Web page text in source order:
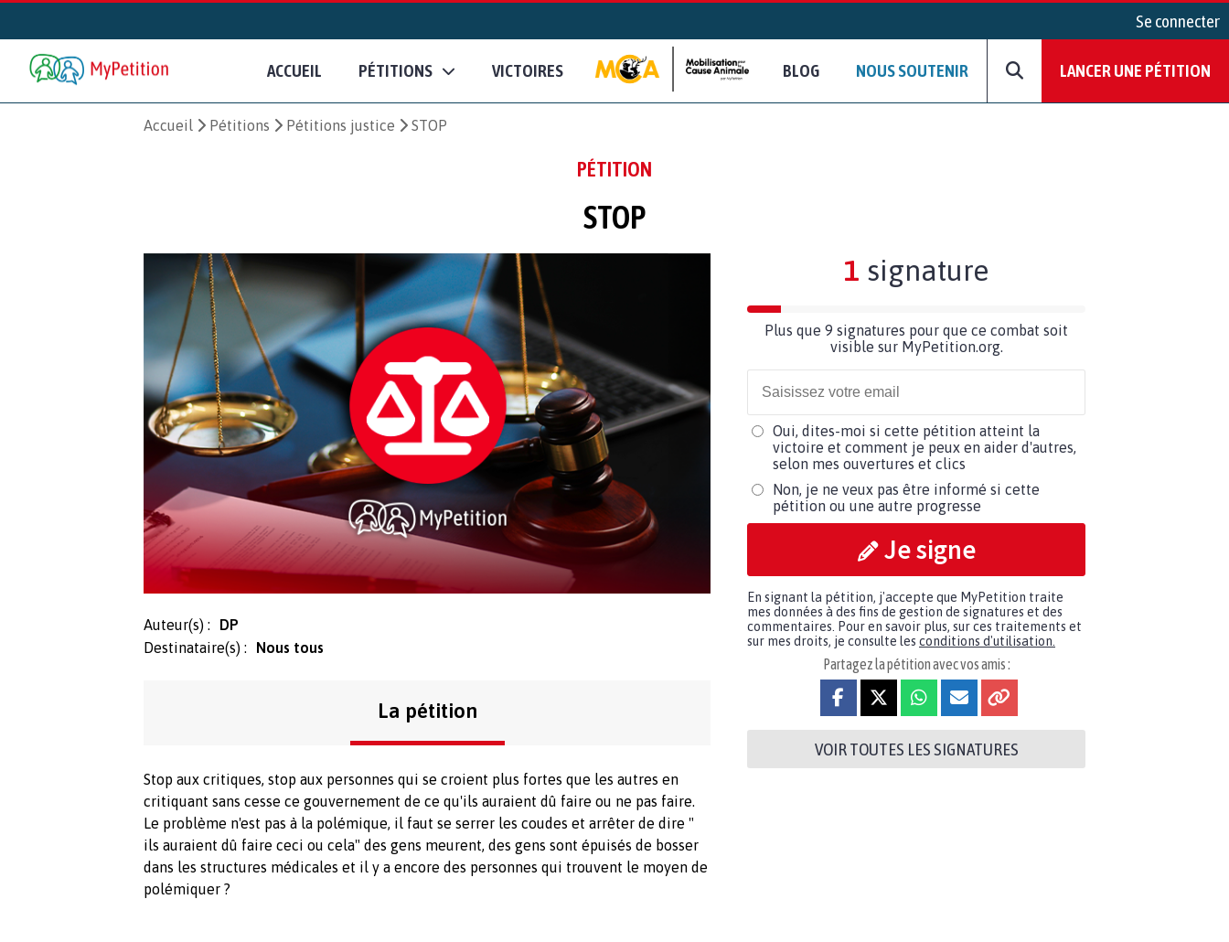
Se connecter
ACCUEIL PÉTITIONS VICTOIRES BLOG NOUS SOUTENIR LANCER UNE PÉTITION
Accueil Pétitions Pétitions justice STOP
PÉTITION
STOP
Auteur(s) :
DP
Destinataire(s) :
Nous tous
La pétition
Stop aux critiques, stop aux personnes qui se croient plus fortes que les autres en
critiquant sans cesse ce gouvernement de ce qu'ils auraient dû faire ou ne pas faire.
Le problème n'est pas à la polémique, il faut se serrer les coudes et arrêter de dire "
ils auraient dû faire ceci ou cela" des gens meurent, des gens sont épuisés de bosser
dans les structures médicales et il y a encore des personnes qui trouvent le moyen de
polémiquer ?
1 signature
Plus que 9 signatures pour que ce combat soit
visible sur MyPetition.org.
Oui, dites-moi si cette pétition atteint la
victoire et comment je peux en aider d'autres,
selon mes ouvertures et clics
Non, je ne veux pas être informé si cette
pétition ou une autre progresse
Je signe
En signant la pétition, j'accepte que MyPetition traite
mes données à des fins de gestion de signatures et des
commentaires. Pour en savoir plus, sur ces traitements et
sur mes droits, je consulte les conditions d'utilisation.
Partagez la pétition avec vos amis :
VOIR TOUTES LES SIGNATURES